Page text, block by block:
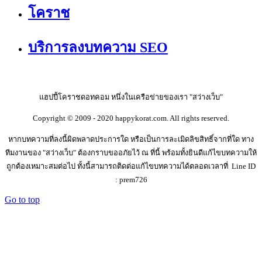
โคราช
บริการลงบทความ SEO
แฮปปี้โคราชดอทคอม หนึ่งในเครือข่ายของเรา "สว่างเว็บ"
Copyright © 2009 - 2020 happykorat.com. All rights reserved.
หากบทความที่ลงนี้ผิดพลาดประการใด หรือเป็นการละเมิดลิขสิทธิ์จากที่ใด ทาง
ทีมงานของ "สว่างเว็บ" ต้องกราบขออภัยไว้ ณ ที่นี้ พร้อมทั้งยินดีแก้ไขบทความให้
ถูกต้องเหมาะสมต่อไป ทั้งนี้สามารถติดต่อแก้ไขบทความได้ตลอดเวลาที่ Line ID
: prem726
Go to top